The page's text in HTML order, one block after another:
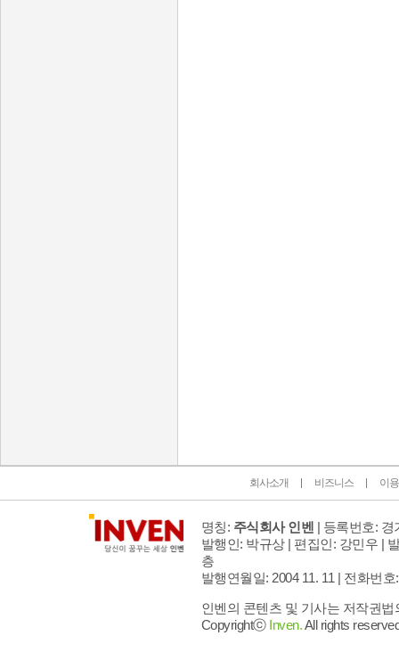
회사소개 비즈니스 이
명칭: 주식회사 인벤 | 등록번호: 경
발행인: 박규상 | 편집인: 강민우 |
층
발행연월일: 2004 11. 11 | 전화번호
인벤의 콘텐츠 및 기사는 저작권
Copyrightⓒ Inven.All rights